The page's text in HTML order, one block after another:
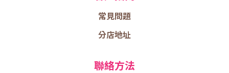
常見問題
分店地址
聯絡方法